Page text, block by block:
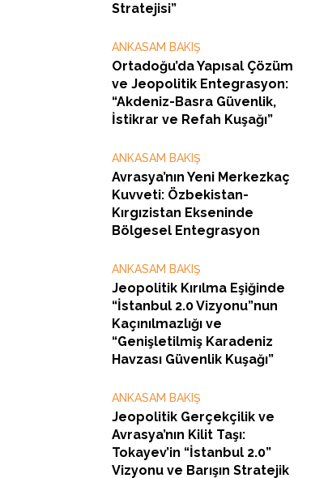
Stratejisi”
ANKASAM BAKIŞ
Ortadoğu’da Yapısal Çözüm
ve Jeopolitik Entegrasyon:
“Akdeniz-Basra Güvenlik,
İstikrar ve Refah Kuşağı”
ANKASAM BAKIŞ
Avrasya’nın Yeni Merkezkaç
Kuvveti: Özbekistan-
Kırgızistan Ekseninde
Bölgesel Entegrasyon
ANKASAM BAKIŞ
Jeopolitik Kırılma Eşiğinde
“İstanbul 2.0 Vizyonu”nun
Kaçınılmazlığı ve
“Genişletilmiş Karadeniz
Havzası Güvenlik Kuşağı”
ANKASAM BAKIŞ
Jeopolitik Gerçekçilik ve
Avrasya’nın Kilit Taşı:
Tokayev’in “İstanbul 2.0”
Vizyonu ve Barışın Stratejik